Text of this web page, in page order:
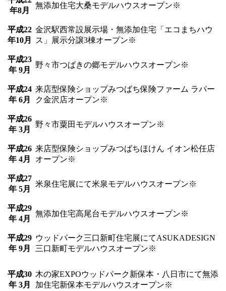
年8月
無添加住宅大桑モデルハウスオープン※
平成22
年10月
金沢駅西常設展示場・無添加住宅「エコまちハウ
ス」展示分譲3棟オープン※
平成23
年 9月
野々市つばきの郷モデルハウスオープン※
平成24
年 6月
来店型保険ショップみつばち保険ファーム ラパー
ク金沢店オープン※
平成26
年 3月
野々市粟田モデルハウスオープン※
平成26
年 4月
来店型保険ショップみつばちほけん イオン松任店
オープン※
平成27
年 5月
米泉住宅展にて米泉モデルハウスオープン※
平成29
年 4月
無添加住宅高尾台モデルハウスオープン※
平成29
年 9月
ウッドパーク三口新町住宅展にてASUKADESIGN
三口新町モデルハウスオープン※
平成30
年 3月
木の家EXPOウッドパーク新保本・八日市にて無添
加住宅新保本モデルハウスオープン※